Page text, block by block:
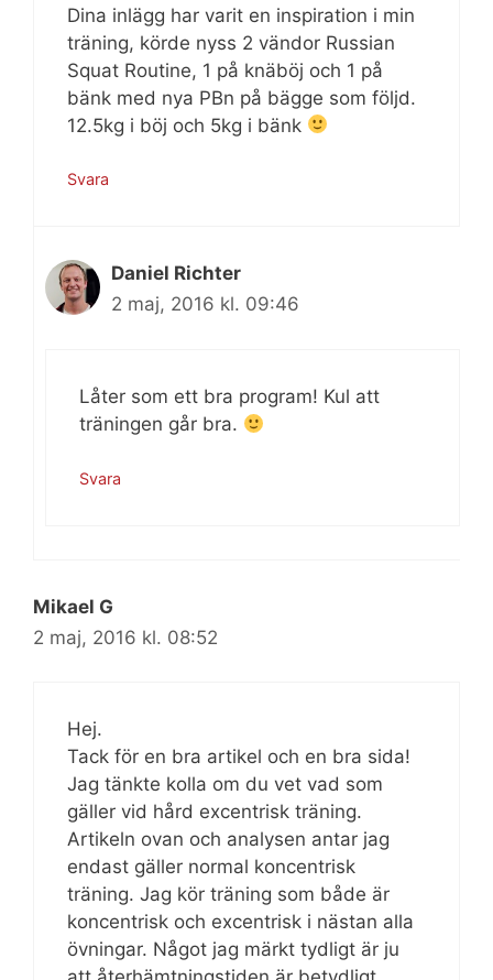
Dina inlägg har varit en inspiration i min
träning, körde nyss 2 vändor Russian
Squat Routine, 1 på knäböj och 1 på
bänk med nya PBn på bägge som följd.
12.5kg i böj och 5kg i bänk
Svara
Daniel Richter
2 maj, 2016 kl. 09:46
Låter som ett bra program! Kul att
träningen går bra.
Svara
Mikael G
2 maj, 2016 kl. 08:52
Hej.
Tack för en bra artikel och en bra sida!
Jag tänkte kolla om du vet vad som
gäller vid hård excentrisk träning.
Artikeln ovan och analysen antar jag
endast gäller normal koncentrisk
träning. Jag kör träning som både är
koncentrisk och excentrisk i nästan alla
övningar. Något jag märkt tydligt är ju